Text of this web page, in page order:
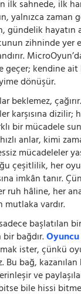
ilk sahnede, ilk
yalnızca zaman
hayatın
zihninde yer
geçer; kendine
dönüşür.
beklemez,
karşısına dizilir;
bir mücadele
anlar, kimi
mücadeleler
çeşitlilik, her
imkân tanır.
ruh hâline, her
mutlaka vardır.
başlatılan
bağdır.Oyuncu
ister, çünkü
Bu bağ,
ve
bile hissi